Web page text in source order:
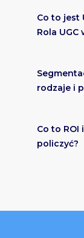
Co to jest
Rola
rodzaje i
Co to
policzyć?